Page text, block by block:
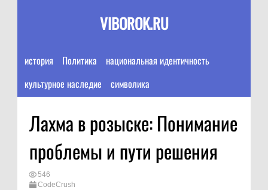
VIBOROK.RU
история Политика
национальная идентичность
культурное наследие
символика
Лахма в розыске: Понимание
проблемы и пути решения
546
CodeCrush